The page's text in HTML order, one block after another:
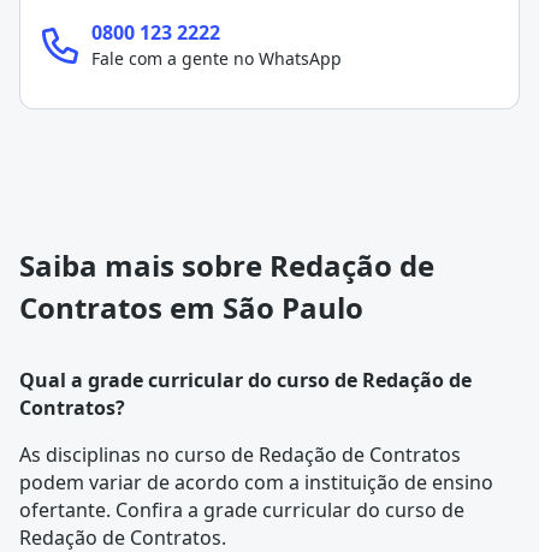
0800 123 2222
Fale com a gente no WhatsApp
Saiba mais sobre Redação de
Contratos em São Paulo
Qual a grade curricular do curso de Redação de
Contratos?
As disciplinas no curso de Redação de Contratos
podem variar de acordo com a instituição de ensino
ofertante. Confira a grade curriculardo curso de
Redação de Contratos.